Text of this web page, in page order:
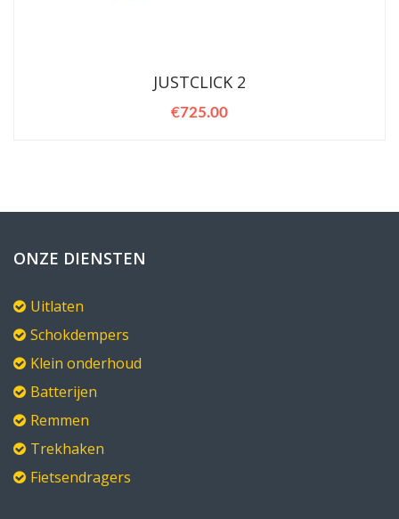
JUSTCLICK 2
€725.00
ONZE DIENSTEN
Uitlaten
Schokdempers
Klein onderhoud
Batterijen
Remmen
Trekhaken
Fietsendragers